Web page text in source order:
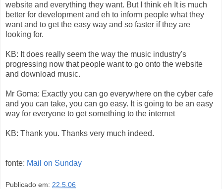
website and everything they want. But I think eh It is much
better for development and eh to inform people what they
want and to get the easy way and so faster if they are
looking for.
KB: It does really seem the way the music industry's
progressing now that people want to go onto the website
and download music.
Mr Goma: Exactly you can go everywhere on the cyber cafe
and you can take, you can go easy. It is going to be an easy
way for everyone to get something to the internet
KB: Thank you. Thanks very much indeed.
fonte: Mail on Sunday
Publicado em: 22.5.06